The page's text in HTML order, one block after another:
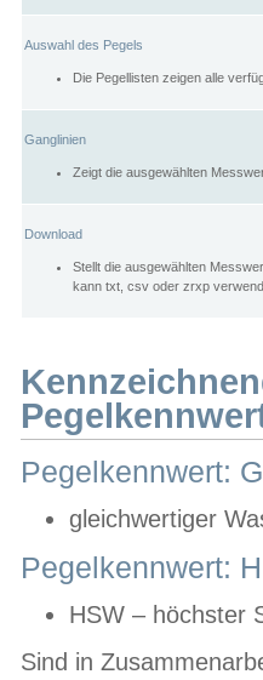
Auswahl des Pegels
Die Pegellisten zeigen alle
Ganglinien
Zeigt die ausgewählten
Download
Stellt die ausgewählten
kann txt, csv oder zrxp
Pegelkennwert:
gleichwertiger
Pegelkennwert:
HSW – höchster
Sind in